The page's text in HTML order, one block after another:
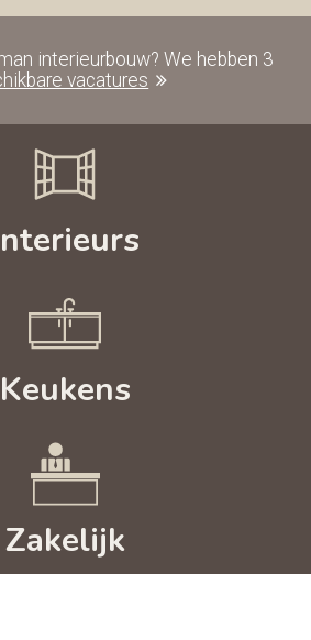
interieurbouw? We hebben 3
vacatures
Keukens
Zakelijk